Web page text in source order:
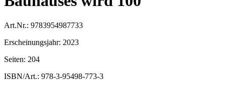
Art.Nr.: 9783954987733
Erscheinungsjahr: 2023
Seiten: 204
ISBN/Art.: 978-3-95498-773-3